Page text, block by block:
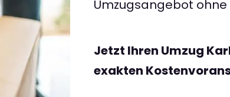
Umzugsangebot
Jetzt Ihren Umzug
exakten